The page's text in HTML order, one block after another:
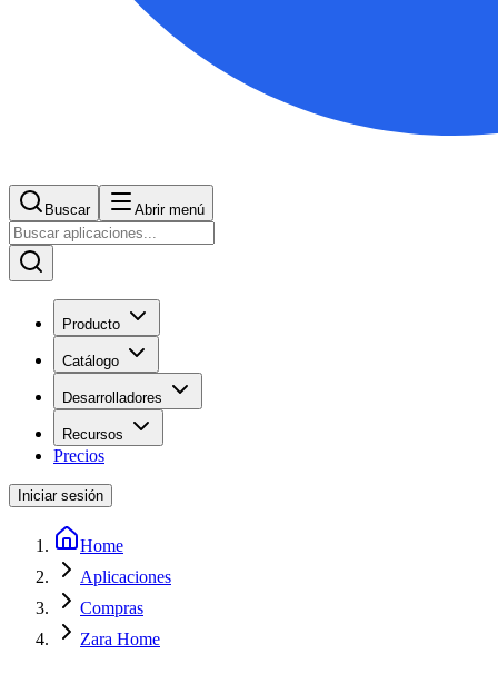
Buscar Abrir menú
Producto
Catálogo
Desarrolladores
Recursos
Precios
Iniciar sesión
Home
Aplicaciones
Compras
Zara Home